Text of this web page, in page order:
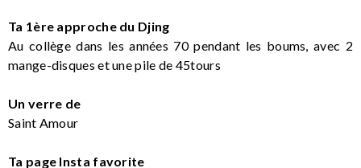
Ta 1ère approche du Djing
Au collège dans les années 70 pendant les boums, avec 2
mange-disques et une pile de 45tours
Un verre de
Saint Amour
Ta page Insta favorite